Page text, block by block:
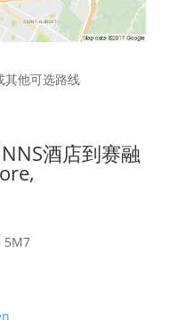
其他可选路线
酒店到赛融
5M7